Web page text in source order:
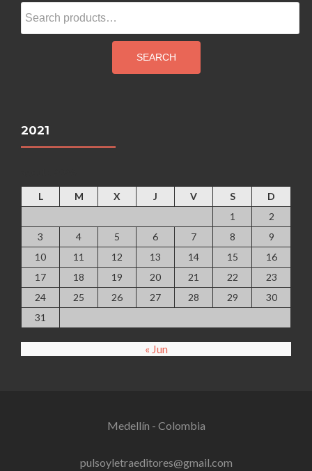
Search
for:
SEARCH
2021
L M X J V S
D
1
2
3
4 5 6 7 8
9
10
11 12 13 14 15
16
17
18 19 20 21 22
23
24
25 26 27 28 29
30
31
« Jun
Medellín - Colombia
pulsoyletraeditores@gmail.com